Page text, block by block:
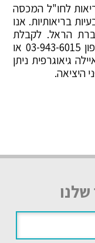
לחו"ל המכסה
בריאותיות. אנו
הראל. לקבלת
הצעת מחיר צרו קשר עם לי את בטלפון 03-943-6015 או
גיאוגרפית ניתן
היציאה.
שלנו